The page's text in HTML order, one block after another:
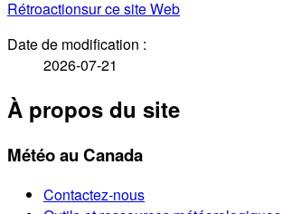
Rétroactionsur ce site Web
Date de modification :
2026-07-21
À propos du site
Météo au Canada
Contactez-nous